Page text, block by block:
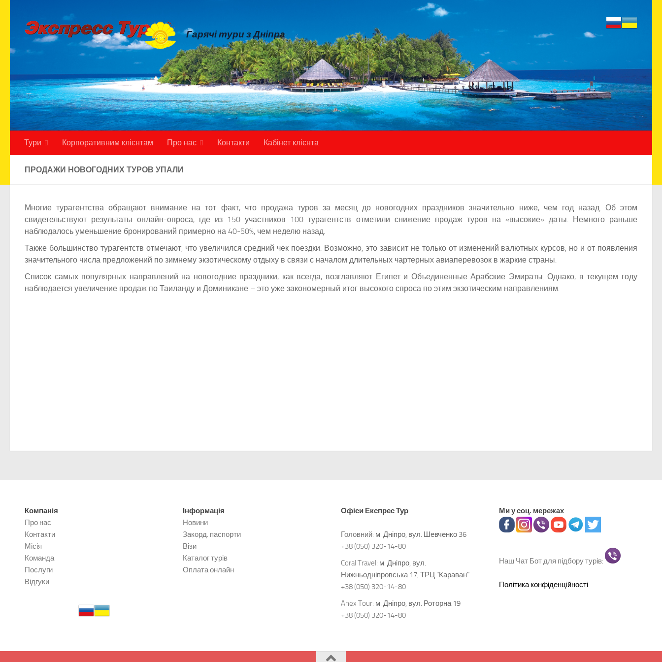
Skip to content
Гарячі тури з Дніпра
Тури Корпоративним клієнтам Про нас Контакти Кабінет клієнта
ПРОДАЖИ НОВОГОДНИХ ТУРОВ УПАЛИ
Многие турагентства обращают внимание на тот факт, что продажа туров за месяц до новогодних праздников значительно ниже, чем год назад. Об этом
свидетельствуют результаты онлайн-опроса, где из 150 участников 100 турагентств отметили снижение продаж туров на «высокие» даты. Немного раньше
наблюдалось уменьшение бронирований примерно на 40-50%, чем неделю назад.
Также большинство турагентств отмечают, что увеличился средний чек поездки. Возможно, это зависит не только от изменений валютных курсов, но и от появления
значительного числа предложений по зимнему экзотическому отдыху в связи с началом длительных чартерных авиаперевозок в жаркие страны.
Список самых популярных направлений на новогодние праздники, как всегда, возглавляют Египет и Объединенные Арабские Эмираты. Однако, в текущем году
наблюдается увеличение продаж по Таиланду и Доминикане – это уже закономерный итог высокого спроса по этим экзотическим направлениям.
Компанія
Про нас
Контакти
Місія
Команда
Послуги
Відгуки
Інформація
Новини
Закорд. паспорти
Візи
Каталог турів
Оплата онлайн
Офіси Експрес Тур
Головний: м. Дніпро, вул. Шевченко 36
+38 (050) 320-14-80
Coral Travel: м. Дніпро, вул.
Нижньодніпровська 17, ТРЦ "Караван"
+38 (050) 320-14-80
Anex Tour: м. Дніпро, вул. Роторна 19
+38 (050) 320-14-80
Ми у соц. мережах
Наш Чат Бот для підбору турів:
Політика конфіденційності